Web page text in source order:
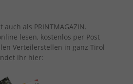
als PRINTMAGAZIN.
lesen, kostenlos per Post
Verteilerstellen in ganz Tirol
ihr hier: